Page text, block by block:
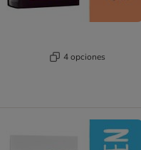
4 opciones